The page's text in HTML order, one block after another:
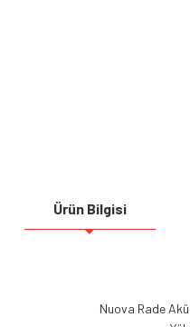
Ürün Bilgisi
Nuova Rade